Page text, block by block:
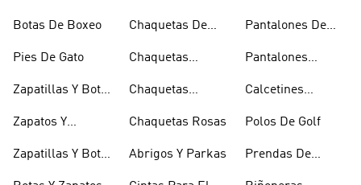
Botas De Boxeo
Pies De Gato
Zapatillas Y Botas
Zapatos Y
Doradas
Zapatillas Y Botas
Chaquetas De
Chaquetas
Chaquetas
Chaquetas Rosas
Abrigos Y Parkas
Pantalones De
Pantalones
Calcetines
Polos De Golf
Prendas De